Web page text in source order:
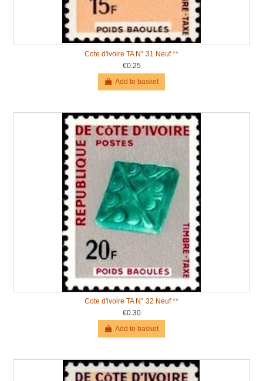
Cote d'ivoire TA N° 31 Neuf **
€0.25
Add to basket
Cote d'ivoire TA N° 32 Neuf **
€0.30
Add to basket